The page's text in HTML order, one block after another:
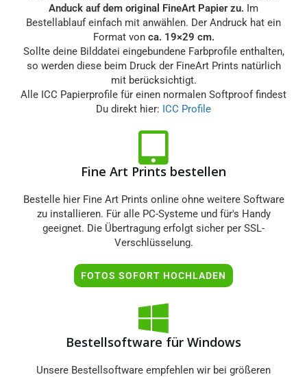
Anduck auf dem original FineArt Papier zu. Im
Bestellablauf einfach mit anwählen. Der Andruck hat ein
Format von ca. 19×29 cm.
Sollte deine Bilddatei eingebundene Farbprofile enthalten,
so werden diese beim Druck der FineArt Prints natürlich
mit berücksichtigt.
Alle ICC Papierprofile für einen normalen Softproof findest
Du direkt hier: ICC Profile
Fine Art Prints bestellen
Bestelle hier Fine Art Prints online ohne weitere Software
zu installieren. Für alle PC-Systeme und für's Handy
geeignet. Die Übertragung erfolgt sicher per SSL-
Verschlüsselung.
FOTOS SOFORT HOCHLADEN
Bestellsoftware für Windows
Unsere Bestellsoftware empfehlen wir bei größeren